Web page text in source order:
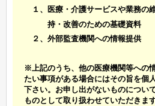
１、医療・介護サービスや業務の
持・改善のための基礎資料
２、外部監査機関への情報提供
※上記のうち、他の医療機関等への
たい事項がある場合にはその旨を個
下さい。お申し出がないものについ
ものとして取り扱わせていただきま